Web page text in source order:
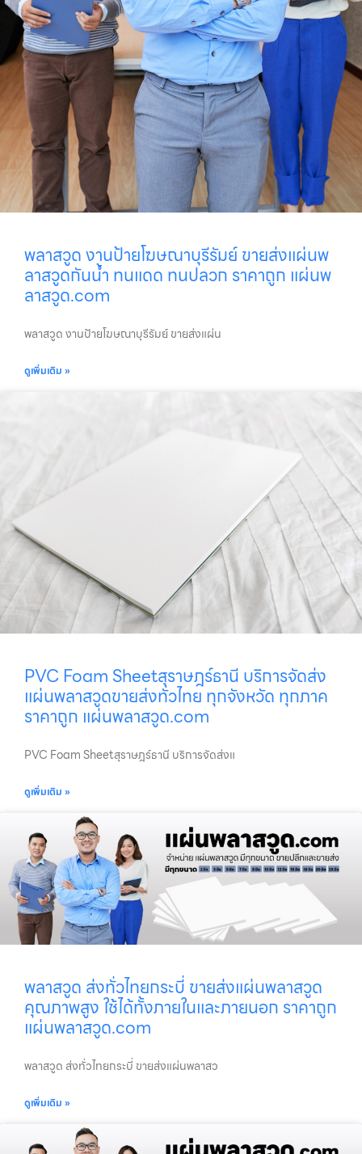
พลาสวูด งานป้ายโฆษณาบุรีรัมย์ ขายส่งแผ่นพ
ลาสวูดกันน้ำ ทนแดด ทนปลวก ราคาถูก แผ่นพ
ลาสวูด.com
พลาสวูด งานป้ายโฆษณาบุรีรัมย์ ขายส่งแผ่น
ดูเพิ่มเติม »
PVC Foam Sheetสุราษฎร์ธานี บริการจัดส่ง
แผ่นพลาสวูดขายส่งทั่วไทย ทุกจังหวัด ทุกภาค
ราคาถูก แผ่นพลาสวูด.com
PVC Foam Sheetสุราษฎร์ธานี บริการจัดส่งแ
ดูเพิ่มเติม »
พลาสวูด ส่งทั่วไทยกระบี่ ขายส่งแผ่นพลาสวูด
คุณภาพสูง ใช้ได้ทั้งภายในและภายนอก ราคาถูก
แผ่นพลาสวูด.com
พลาสวูด ส่งทั่วไทยกระบี่ ขายส่งแผ่นพลาสว
ดูเพิ่มเติม »